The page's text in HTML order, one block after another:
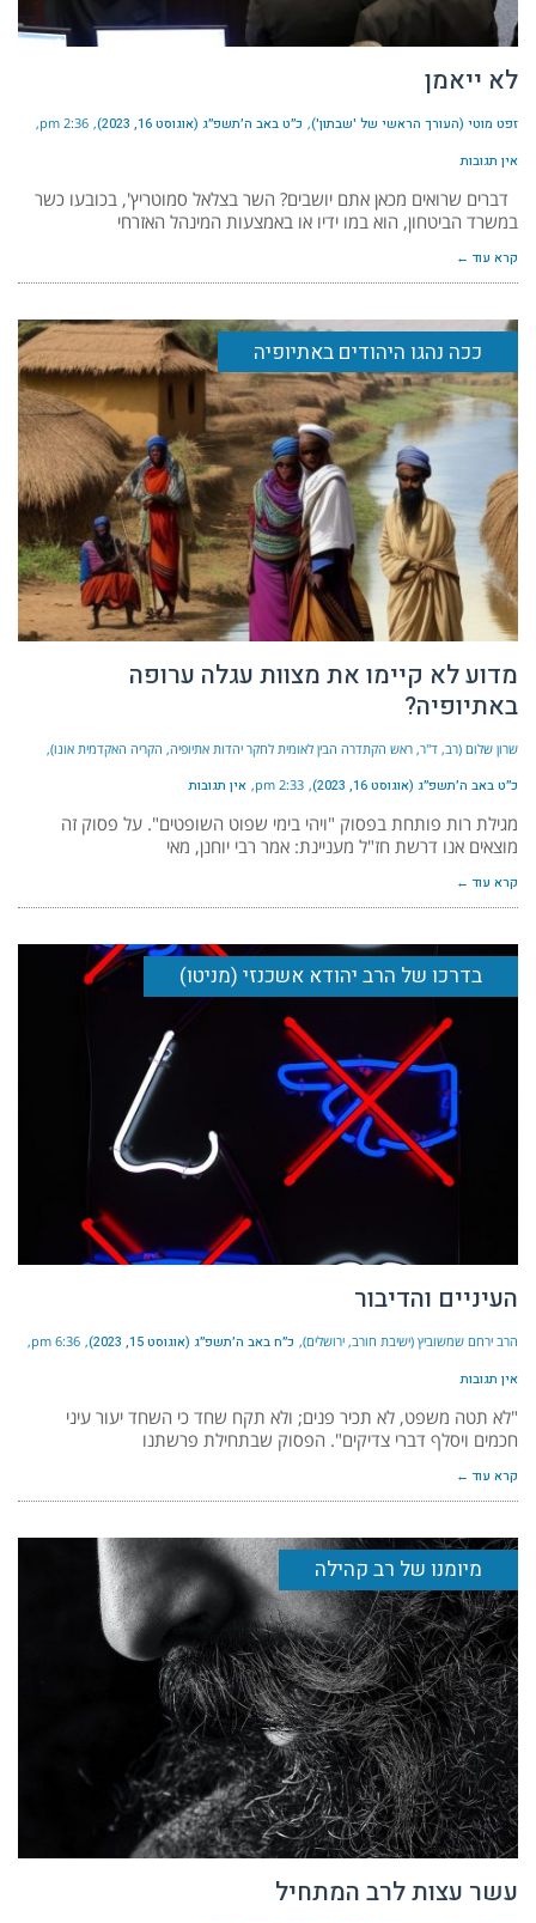
לא ייאמן
זפט מוטי (העורך הראשי של 'שבתון') כ״ט באב ה׳תשפ״ג (אוגוסט 16, 2023) 2:36 pm
אין תגובות
דברים שרואים מכאן אתם יושבים? השר בצלאל סמוטריץ', בכובעו כשר
במשרד הביטחון, הוא במו ידיו או באמצעות המינהל האזרחי
קרא עוד ←
ככה נהגו היהודים באתיופיה
מדוע לא קיימו את מצוות עגלה ערופה
באתיופיה?
שרון שלום (רב, ד"ר, ראש הקתדרה הבין לאומית לחקר יהדות אתיופיה, הקריה האקדמית אונו)
כ״ט באב ה׳תשפ״ג (אוגוסט 16, 2023) 2:33 pm אין תגובות
מגילת רות פותחת בפסוק "ויהי בימי שפוט השופטים". על פסוק זה
מוצאים אנו דרשת חז"ל מעניינת: אמר רבי יוחנן, מאי
קרא עוד ←
בדרכו של הרב יהודא אשכנזי (מניטו)
העיניים והדיבור
הרב ירחם שמשוביץ (ישיבת חורב, ירושלים) כ״ח באב ה׳תשפ״ג (אוגוסט 15, 2023) 6:36 pm
אין תגובות
"לא תטה משפט, לא תכיר פנים; ולא תקח שחד כי השחד יעור עיני
חכמים ויסלף דברי צדיקים". הפסוק שבתחילת פרשתנו
קרא עוד ←
מיומנו של רב קהילה
עשר עצות לרב המתחיל